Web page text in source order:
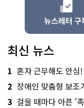
최신 뉴스
1 혼자 근무해도 안
2 장애인 맞춤형 보조기
3 걸을 때마다 아픈 '족